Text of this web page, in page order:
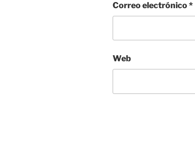
Correo electrónico*
Web